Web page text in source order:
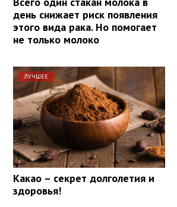
день снижает риск появления
этого вида рака. Но помогает
не только молоко
ЛУЧШЕЕ
Какао – секрет долголетия и
здоровья!